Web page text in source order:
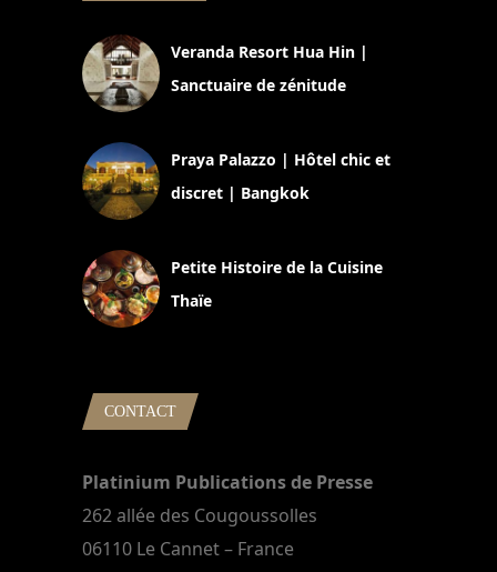
Veranda Resort Hua Hin |
Sanctuaire de zénitude
Praya Palazzo | Hôtel chic et
discret | Bangkok
Petite Histoire de la Cuisine
Thaïe
CONTACT
Platinium Publications de Presse
262 allée des Cougoussolles
06110 Le Cannet – France